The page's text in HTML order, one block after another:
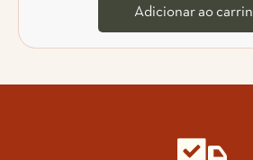
Adicionar ao